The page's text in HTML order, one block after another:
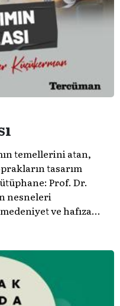
temellerini atan,
tasarım
Prof. Dr.
nesneleri
ve hafıza